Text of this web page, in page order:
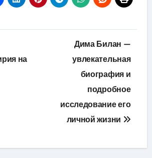
на
Дима Билан —
увлекательная
биография и
подробное
исследование его
личной жизни